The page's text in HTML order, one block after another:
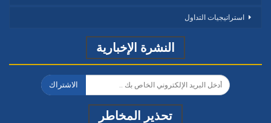
استراتيجيات التداول
النشرة الإخبارية
الاشتراك
تحذير المخاطر